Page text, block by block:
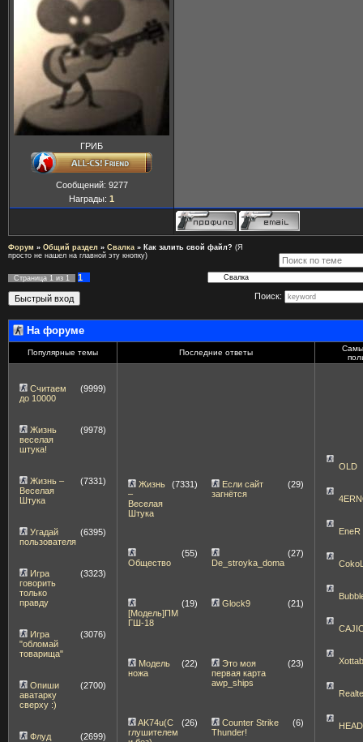
ГРИБ
Сообщений: 9277
Награды: 1
Форум » Общий раздел » Свалка » Как залить свой файл? (Я
просто не нашел на главной эту кнопку)
Страница 1 из 1
1
Поиск:
На форуме
Популярные темы Последние ответы
Считаем
до 10000
(9999)
Жизнь
веселая
штука!
(9978)
Жизнь –
Веселая
Штука
(7331)
Угадай
пользователя
(6395)
Игра
говорить
только
правду
(3323)
Игра
"обломай
товарища"
(3076)
Опиши
аватарку
сверху :)
(2700)
Флуд
(2699)
Жизнь
–
Веселая
Штука
(7331)
Если сайт
загнётся
(29)
Общество
(55)
De_stroyka_doma
(27)
[Модель]ПМ
ГШ-18
(19) Glock9 (21)
Модель
ножа
(22)
Это моя
первая карта
awp_ships
(23)
AK74u(С
глушителем
(26)
Counter Strike
Thunder!
(6)
OLD
EneR